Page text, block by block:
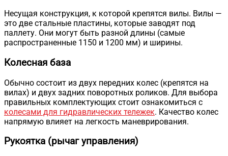
Несущая конструкция, к которой крепятся вилы. Вилы —
это две стальные пластины, которые заводят под
паллету. Они могут быть разной длины (самые
распространенные 1150 и 1200 мм) и ширины.
Колесная база
Обычно состоит из двух передних колес (крепятся на
вилах) и двух задних поворотных роликов. Для выбора
правильных комплектующих стоит ознакомиться с
колесами для гидравлических тележек. Качество колес
напрямую влияет на легкость маневрирования.
Рукоятка (рычаг управления)